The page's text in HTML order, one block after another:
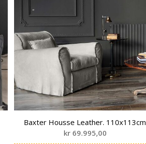
Baxter Housse Leather. 110x113cm
kr69.995,00